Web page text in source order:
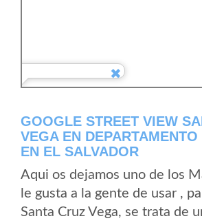
GOOGLE STREET VIEW
VEGA EN
EN EL SALVADOR
Aqui os dejamos uno de los
le gusta a la gente de usar ,
Santa Cruz Vega, se trata de